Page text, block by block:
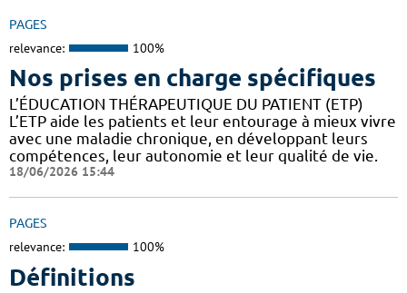
PAGES
relevance: 100%
Nos prises en charge spécifiques
L’ÉDUCATION THÉRAPEUTIQUE DU PATIENT (ETP)
L’ETP aide les patients et leur entourage à mieux vivre
avec une maladie chronique, en développant leurs
compétences, leur autonomie et leur qualité de vie.
18/06/2026 15:44
PAGES
relevance: 100%
Définitions